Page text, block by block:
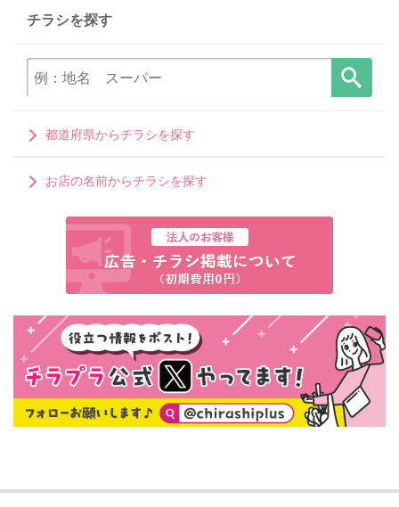
チラシを探す
都道府県からチラシを探す
お店の名前からチラシを探す